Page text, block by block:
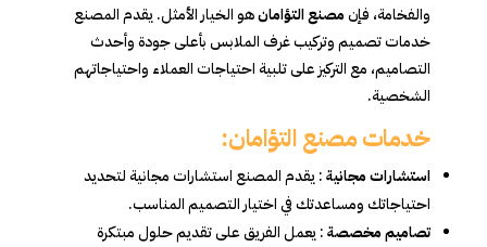
والفخامة، فإنمصنع التؤامانهو الخيار الأمثل. يقدم المصنع
خدمات تصميم وتركيب غرف الملابس بأعلى جودة وأحدث
التصاميم، مع التركيز على تلبية احتياجات العملاء واحتياجاتهم
الشخصية.
خدمات مصنع التؤامان:
استشارات مجانية: يقدم المصنع استشارات مجانية لتحديد
احتياجاتك ومساعدتك في اختيار التصميم المناسب.
تصاميم مخصصة: يعمل الفريق على تقديم حلول مبتكرة